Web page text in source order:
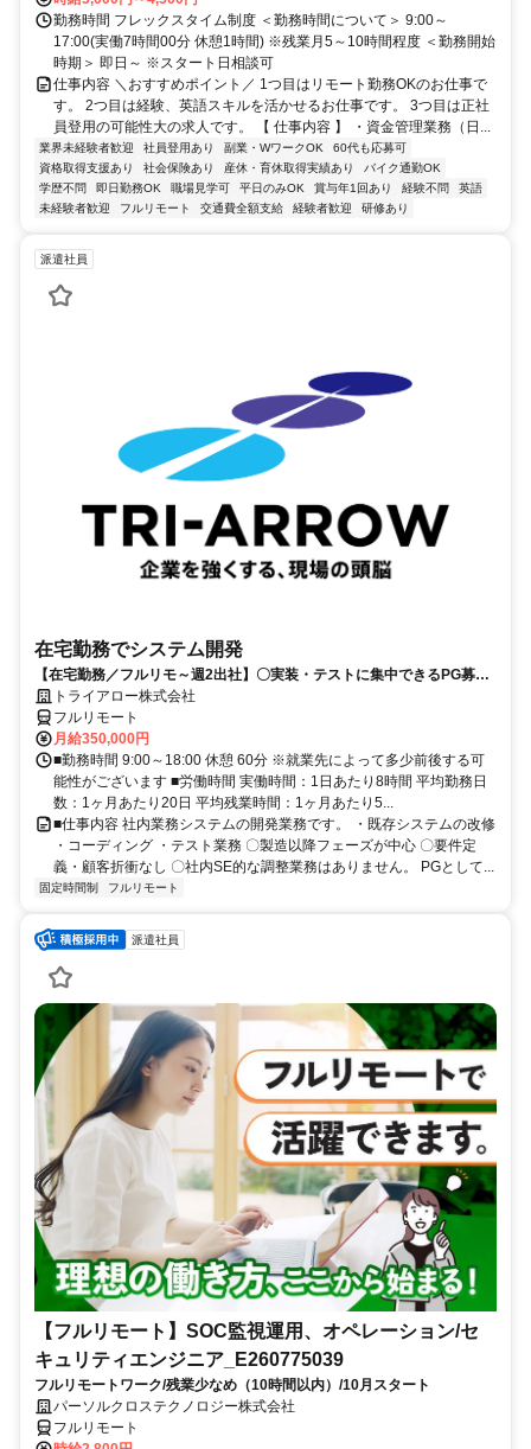
勤務時間 フレックスタイム制度 ＜勤務時間について＞ 9:00～
17:00(実働7時間00分 休憩1時間) ※残業月5～10時間程度 ＜勤務開始
時期＞ 即日～ ※スタート日相談可
仕事内容 ＼おすすめポイント／ 1つ目はリモート勤務OKのお仕事で
す。 2つ目は経験、英語スキルを活かせるお仕事です。 3つ目は正社
員登用の可能性大の求人です。 【 仕事内容 】 ・資金管理業務（日...
業界未経験者歓迎 社員登用あり 副業・WワークOK
60代も応募可
資格取得支援あり
社会保険あり 産休・育休取得実績あり
バイク通勤OK
学歴不問
即日勤務OK 職場見学可 平日のみOK 賞与年1回あり 経験不問
英語
未経験者歓迎
フルリモート 交通費全額支給 経験者歓迎 研修あり
派遣社員
在宅勤務でシステム開発
【在宅勤務／フルリモ～週2出社】〇実装・テストに集中できるPG募集
〇業務用端末貸与あり
トライアロー株式会社
フルリモート
月給350,000円
■勤務時間 9:00～18:00 休憩 60分 ※就業先によって多少前後する可
能性がございます ■労働時間 実働時間：1日あたり8時間 平均勤務日
数：1ヶ月あたり20日 平均残業時間：1ヶ月あたり5...
■仕事内容 社内業務システムの開発業務です。 ・既存システムの改修
・コーディング ・テスト業務 〇製造以降フェーズが中心 〇要件定
義・顧客折衝なし 〇社内SE的な調整業務はありません。 PGとして...
固定時間制 フルリモート
派遣社員
【フルリモート】SOC監視運用、オペレーション/セ
キュリティエンジニア_E260775039
フルリモートワーク/残業少なめ（10時間以内）/10月スタート
パーソルクロステクノロジー株式会社
フルリモート